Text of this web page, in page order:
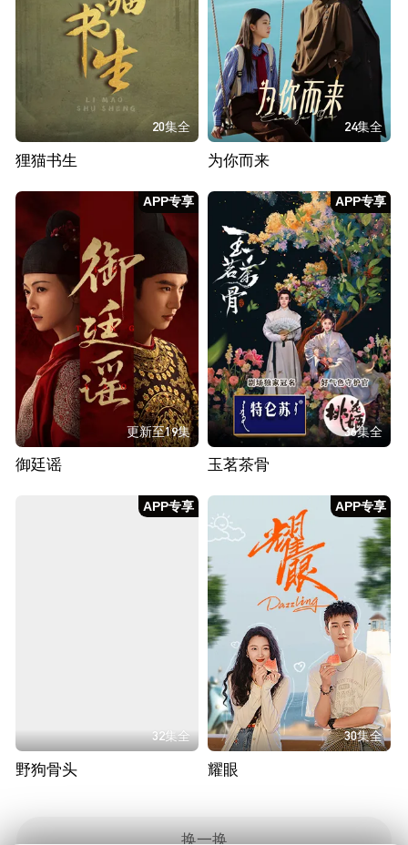
20集全
狸猫书生
24集全
为你而来
APP专享
更新至19集
御廷谣
APP专享
36集全
玉茗茶骨
APP专享
32集全
野狗骨头
APP专享
30集全
耀眼
换一换